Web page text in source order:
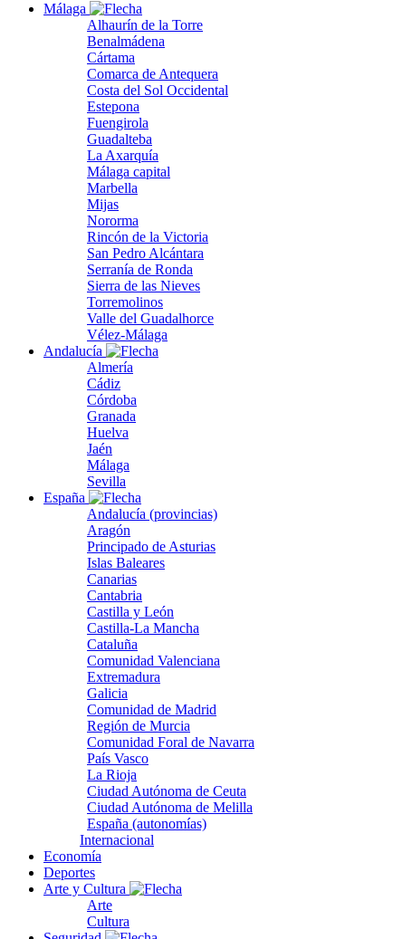
Málaga
Alhaurín de la Torre
Benalmádena
Cártama
Comarca de Antequera
Costa del Sol Occidental
Estepona
Fuengirola
Guadalteba
La Axarquía
Málaga capital
Marbella
Mijas
Nororma
Rincón de la Victoria
San Pedro Alcántara
Serranía de Ronda
Sierra de las Nieves
Torremolinos
Valle del Guadalhorce
Vélez-Málaga
Andalucía
Almería
Cádiz
Córdoba
Granada
Huelva
Jaén
Málaga
Sevilla
España
Andalucía (provincias)
Aragón
Principado de Asturias
Islas Baleares
Canarias
Cantabria
Castilla y León
Castilla-La Mancha
Cataluña
Comunidad Valenciana
Extremadura
Galicia
Comunidad de Madrid
Región de Murcia
Comunidad Foral de Navarra
País Vasco
La Rioja
Ciudad Autónoma de Ceuta
Ciudad Autónoma de Melilla
España (autonomías)
Internacional
Economía
Deportes
Arte y Cultura
Arte
Cultura